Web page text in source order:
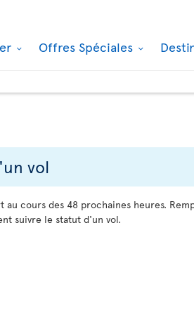
Offres Spéciales
vol
au cours des 48 prochaines heures.
suivre le statut d'un vol.